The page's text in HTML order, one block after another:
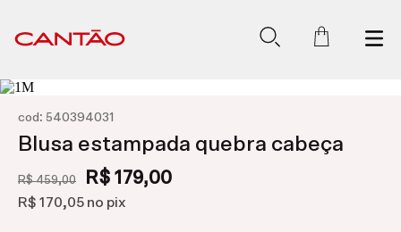
cod : 540394031
Blusa estampada quebra cabeça
R$ 459,00 R$ 179,00
R$ 170,05 no pix